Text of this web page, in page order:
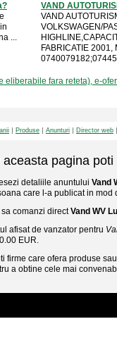
...
VAND
VAND
VOLKSWAGEN/
FABRICATIE
fara reteta), e-
Produse Anunturi Director web
aceasta pagina poti
detaliile anuntului Vand
care l-a publicat in mod
sa comanzi directVand WV
afisat de vanzator pentru
EUR.
firme care ofera produse
a obtine cele mai